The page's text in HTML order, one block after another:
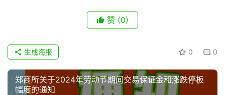
地
区
道
赞 (0)
0 0
生成海报
郑商所关于2024年劳动节期间交易保证金和涨跌停板
幅度的通知